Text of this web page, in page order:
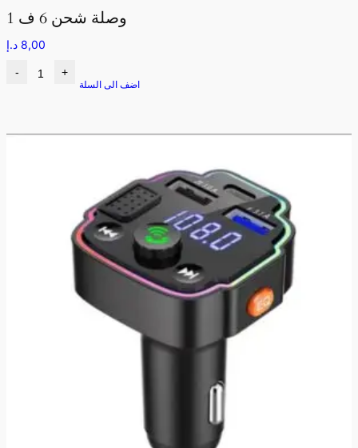
وصلة شحن 6 ف 1
8,00 د.إ
- +
اضف الى السلة